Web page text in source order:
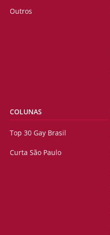
Outros
COLUNAS
Top 30 Gay Brasil
Curta São Paulo